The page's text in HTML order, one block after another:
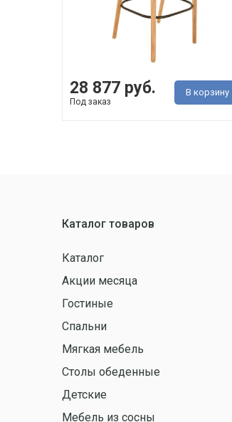
28 877 руб.
Под заказ
В корзину
Каталог товаров
Каталог
Акции месяца
Гостиные
Спальни
Мягкая мебель
Столы обеденные
Детские
Мебель из сосны